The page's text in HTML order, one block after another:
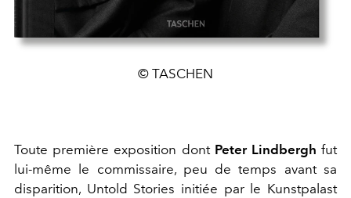
© TASCHEN
Toute première exposition dont Peter Lindbergh fut
lui-même le commissaire, peu de temps avant sa
disparition, Untold Stories initiée par le Kunstpalast